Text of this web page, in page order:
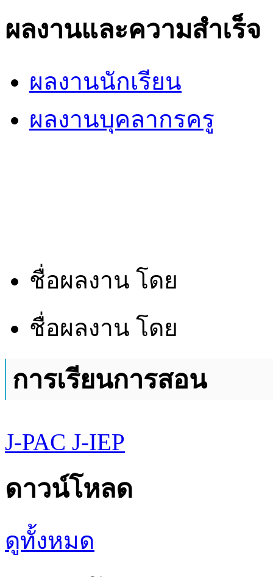
ผลงานและความสำเร็จ
ผลงานนักเรียน
ผลงานบุคลากรครู
ชื่อผลงาน โดย
ชื่อผลงาน โดย
การเรียนการสอน
J-PAC J-IEP
ดาวน์โหลด
ดูทั้งหมด